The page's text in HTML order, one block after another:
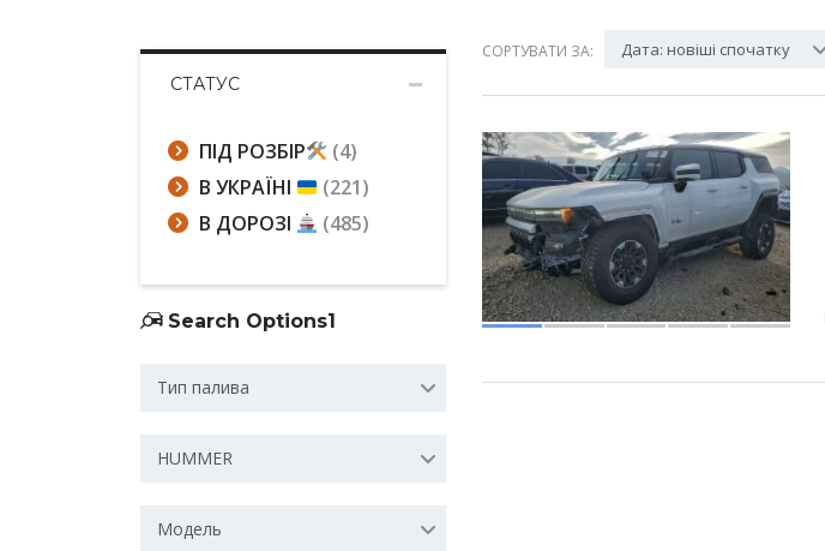
СТАТУС
ПІД РОЗБІР
(4)
В УКРАЇНІ
(221)
В ДОРОЗІ
(485)
Search Options1
Тип палива
HUMMER
Модель
СОРТУВАТИ ЗА: Дата: новіші спочатку